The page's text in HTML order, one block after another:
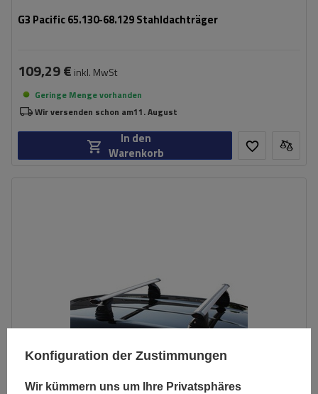
G3 Pacific 65.130-68.129 Stahldachträger
109,29 € inkl. MwSt
Geringe Menge vorhanden
Wir versenden schon am11. August
In den
Warenkorb
Konfiguration der Zustimmungen
Wir kümmern uns um Ihre Privatsphäres